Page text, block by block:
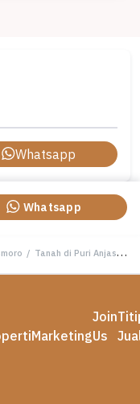
Whatsapp
Whatsapp
/ Tanah di Puri Anjasmoro , Semarang Vn 4145
Marketing
Join
Us